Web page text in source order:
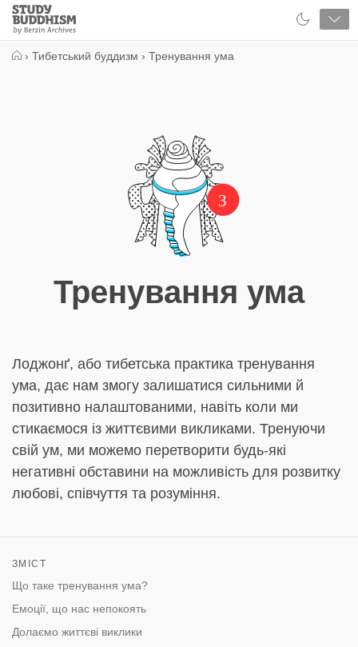
Close
Study
Buddhism
› Тибетський буддизм › Тренування ума
3
Тренування ума
Лоджонґ, або тибетська практика тренування
ума, дає нам змогу залишатися сильними й
позитивно налаштованими, навіть коли ми
стикаємося із життєвими викликами. Тренуючи
свій ум, ми можемо перетворити будь-які
негативні обставини на можливість для розвитку
любові, співчуття та розуміння.
ЗМІСТ
Що таке тренування ума?
Емоції, що нас непокоять
Долаємо життєві виклики